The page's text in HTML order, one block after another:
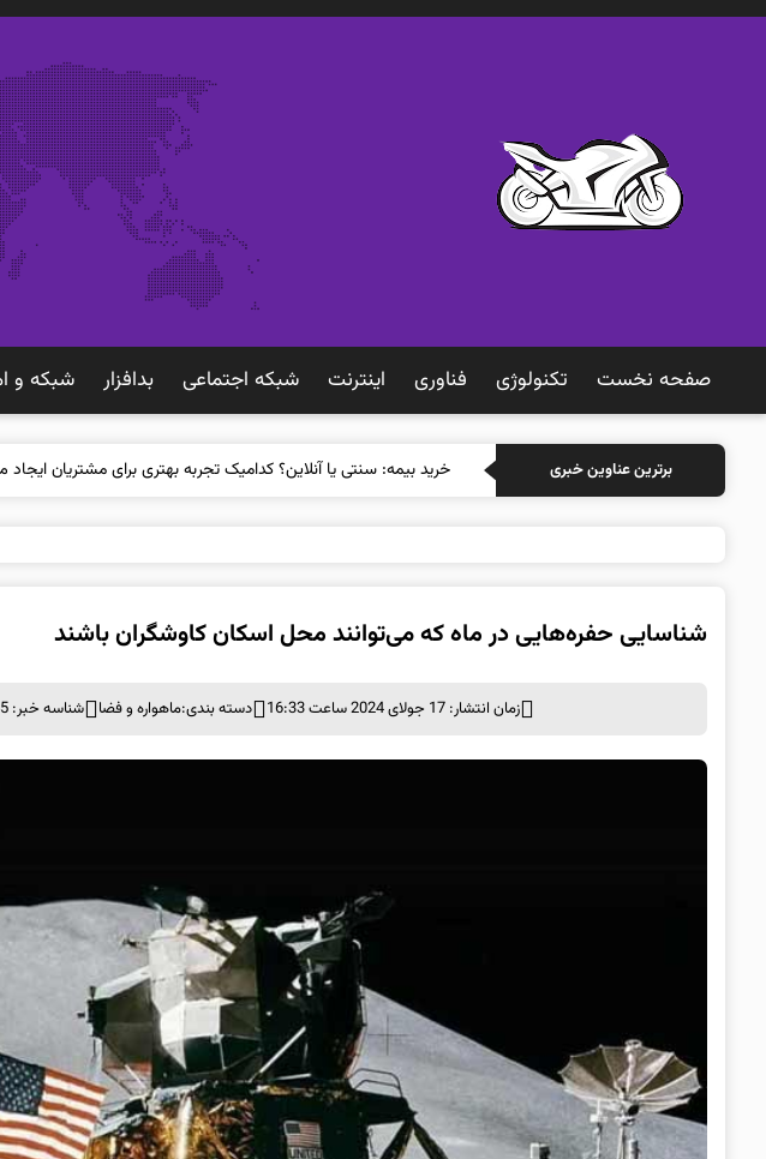
صفحه نخست تکنولوژی فناوری اينترنت شبكه اجتماعی بدافزار شبكه و
برترین عناوین خبری خر
شناسایی حفره‌هایی در ماه که می‌توانند محل اسکان کاوشگران باشند
زمان انتشار: 17 جولای 2024 ساعت 16:33 دسته بندی:ماهواره و فضا شناسه خبر: 377545